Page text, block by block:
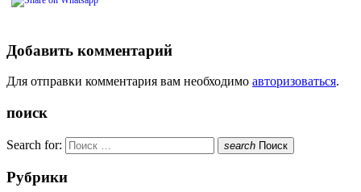
Добавить комментарий
Для отправки комментария вам необходимо авторизоваться.
поиск
Search for: search Поиск
Рубрики